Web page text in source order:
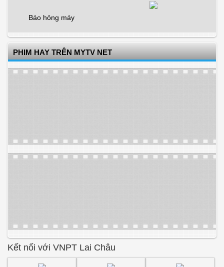
Báo hỏng máy
PHIM HAY TRÊN MYTV NET
Kết nối với VNPT Lai Châu